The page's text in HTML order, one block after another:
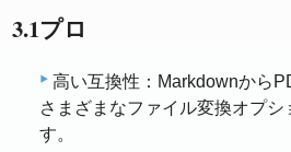
3.1プロ
高い互換性：Markdownから
さまざまなファイル変換オプシ
す。